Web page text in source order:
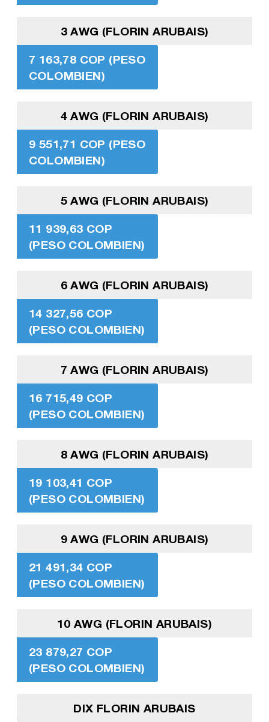
3 AWG (FLORIN ARUBAIS)
7 163,78 COP (PESO
COLOMBIEN)
4 AWG (FLORIN ARUBAIS)
9 551,71 COP (PESO
COLOMBIEN)
5 AWG (FLORIN ARUBAIS)
11 939,63 COP
(PESO COLOMBIEN)
6 AWG (FLORIN ARUBAIS)
14 327,56 COP
(PESO COLOMBIEN)
7 AWG (FLORIN ARUBAIS)
16 715,49 COP
(PESO COLOMBIEN)
8 AWG (FLORIN ARUBAIS)
19 103,41 COP
(PESO COLOMBIEN)
9 AWG (FLORIN ARUBAIS)
21 491,34 COP
(PESO COLOMBIEN)
10 AWG (FLORIN ARUBAIS)
23 879,27 COP
(PESO COLOMBIEN)
DIX FLORIN ARUBAIS